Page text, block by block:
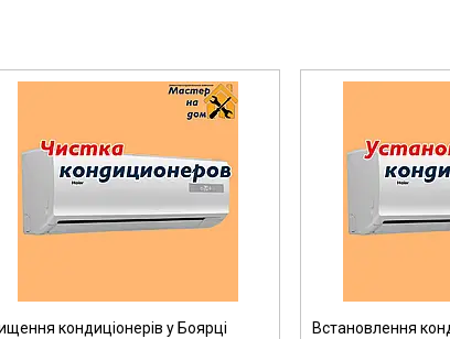
кондиціонерів у Боярці Встановлення